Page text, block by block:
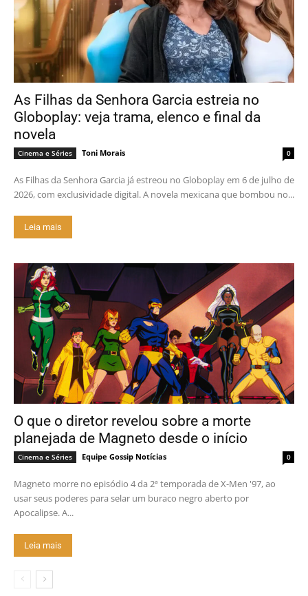
As Filhas da Senhora Garcia estreia no
Globoplay: veja trama, elenco e final da
novela
Cinema e Séries Toni Morais 0
As Filhas da Senhora Garcia já estreou no Globoplay em 6 de julho de
2026, com exclusividade digital. A novela mexicana que bombou no...
Leia mais
O que o diretor revelou sobre a morte
planejada de Magneto desde o início
Cinema e Séries Equipe Gossip Notícias 0
Magneto morre no episódio 4 da 2ª temporada de X-Men '97, ao
usar seus poderes para selar um buraco negro aberto por
Apocalipse. A...
Leia mais